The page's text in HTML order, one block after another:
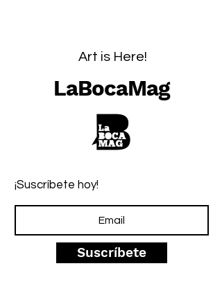
¡Suscríbete hoy!
Suscríbete
LaBocaMag
Art is Here!